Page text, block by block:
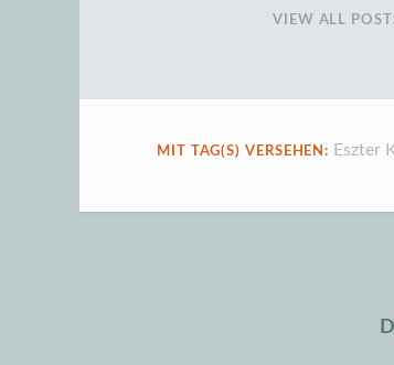
VIEW ALL
MIT TAG(S) VERSEHEN: Eszter